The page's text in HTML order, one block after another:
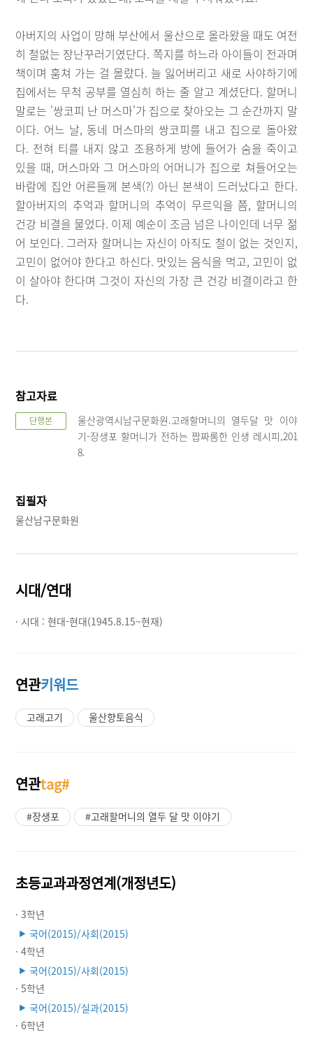
아버지의 사업이 망해 부산에서 울산으로 올라왔을 때도 여전
히 철없는 장난꾸러기였단다. 쪽지를 하느라 아이들이 전과며
책이며 훔쳐 가는 걸 몰랐다. 늘 잃어버리고 새로 사야하기에
집에서는 무척 공부를 열심히 하는 줄 알고 계셨단다. 할머니
말로는 '쌍코피 난 머스마'가 집으로 찾아오는 그 순간까지 말
이다. 어느 날, 동네 머스마의 쌍코피를 내고 집으로 돌아왔
다. 전혀 티를 내지 않고 조용하게 방에 들어가 숨을 죽이고
있을 때, 머스마와 그 머스마의 어머니가 집으로 쳐들어오는
바람에 집안 어른들께 본색(?) 아닌 본색이 드러났다고 한다.
할아버지의 추억과 할머니의 추억이 무르익을 쯤, 할머니의
건강 비결을 물었다. 이제 예순이 조금 넘은 나이인데 너무 젊
어 보인다. 그러자 할머니는 자신이 아직도 철이 없는 것인지,
고민이 없어야 한다고 하신다. 맛있는 음식을 먹고, 고민이 없
이 살아야 한다며 그것이 자신의 가장 큰 건강 비결이라고 한
다.
참고자료
단행본
울산광역시남구문화원.고래할머니의 열두달 맛 이야
기-장생포 할머니가 전하는 짭짜롬한 인생 레시피,201
8.
집필자
울산남구문화원
시대/연대
· 시대 :현대-현대(1945.8.15~현재)
연관키워드
고래고기 울산향토음식
연관tag#
#장생포 #고래할머니의 열두 달 맛 이야기
초등교과과정연계(개정년도)
· 3학년
▶ 국어(2015)/사회(2015)
· 4학년
▶ 국어(2015)/사회(2015)
· 5학년
▶ 국어(2015)/실과(2015)
· 6학년